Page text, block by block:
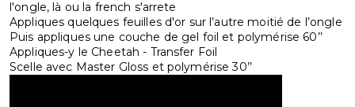
l'ongle, là ou la french s'arrete
Appliques quelques feuilles d'or sur l’autre moitié de l’ongle
Puis appliques une couche de gel foil et polymérise 60’’
Appliques-y le Cheetah - Transfer Foil
Scelle avec Master Gloss et polymérise 30’’